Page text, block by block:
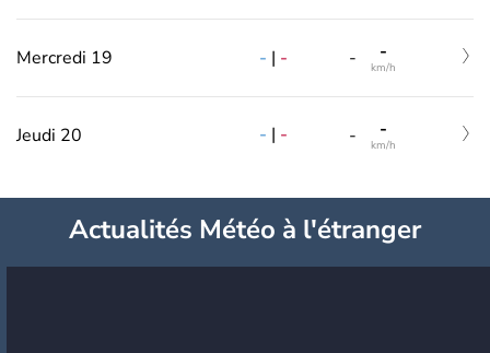
Mercredi 19 - | - - -
km/h
Jeudi 20 - | - - -
km/h
Actualités Météo à l'étranger